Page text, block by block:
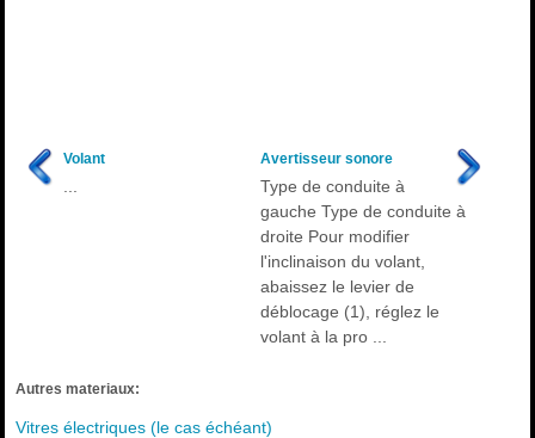
Volant Avertisseur sonore
Type de conduite à
gauche Type de conduite à
droite Pour modifier
l'inclinaison du volant,
abaissez le levier de
déblocage (1), réglez le
volant à la pro ...
Autres materiaux:
Vitres électriques (le cas échéant)